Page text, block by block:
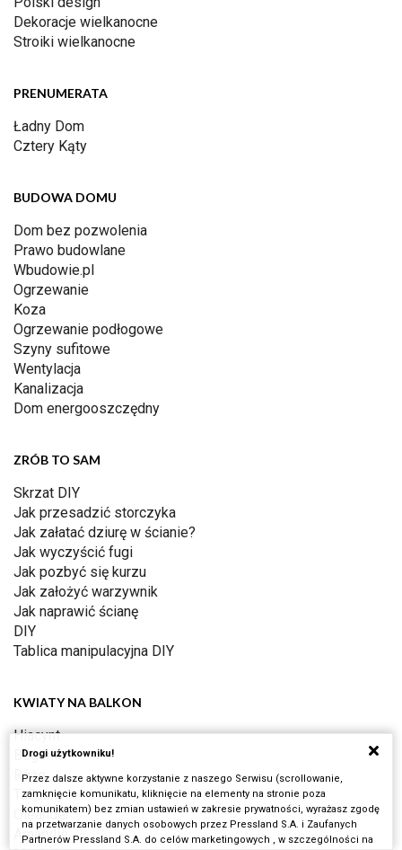
Dekoracje wielkanocne
Stroiki wielkanocne
PRENUMERATA
Ładny Dom
Cztery Kąty
BUDOWA DOMU
Dom bez pozwolenia
Prawo budowlane
Wbudowie.pl
Ogrzewanie
Koza
Ogrzewanie podłogowe
Szyny sufitowe
Wentylacja
Kanalizacja
Dom energooszczędny
ZRÓB TO SAM
Skrzat DIY
Jak przesadzić storczyka
Jak załatać dziurę w ścianie?
Jak wyczyścić fugi
Jak pozbyć się kurzu
Jak założyć warzywnik
Jak naprawić ścianę
DIY
Tablica manipulacyjna DIY
KWIATY NA BALKON
Hiacynt
Begonia
Róże
Tulipany
Oleander
Amarylis
Drogi użytkowniku!
Przez dalsze aktywne korzystanie z naszego Serwisu (scrollowanie,
zamknięcie komunikatu, kliknięcie na elementy na stronie poza
komunikatem) bez zmian ustawień w zakresie prywatności, wyrażasz zgodę
na przetwarzanie danych osobowych przez Pressland S.A. i Zaufanych
Partnerów Pressland S.A. do celów marketingowych , w szczególności na